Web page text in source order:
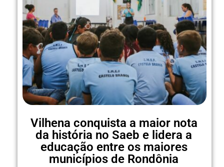
Vilhena conquista a maior nota
da história no Saeb e lidera a
educação entre os maiores
municípios de Rondônia